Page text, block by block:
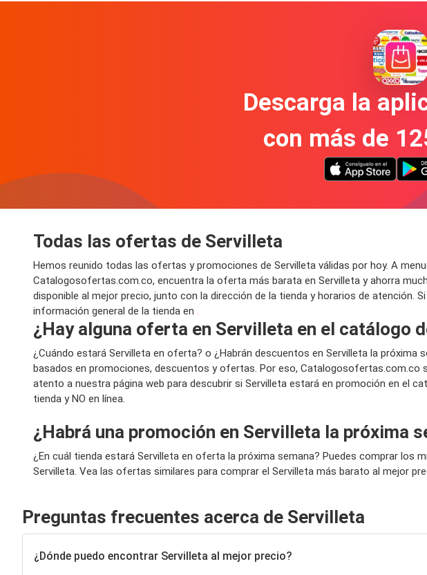
Descarga la
con más de
Todas las ofertas de Servilleta
Hemos reunido todas las ofertas y promociones de Servilleta válidas por hoy. A
Catalogosofertas.com.co, encuentra la oferta más barata en Servilleta y ahorra
disponible al mejor precio, junto con la dirección de la tienda y horarios de
información general de la tienda en .
¿Hay alguna oferta en Servilleta en el catálogo
¿Cuándo estará Servilleta en oferta? o ¿Habrán descuentos en Servilleta la
basados en promociones, descuentos y ofertas. Por eso, Catalogosofertas.com.co
atento a nuestra página web para descubrir si Servilleta estará en promoción en el
tienda y NO en línea.
¿Habrá una promoción en Servilleta la próxima
¿En cuál tienda estará Servilleta en oferta la próxima semana? Puedes comprar
Servilleta. Vea las ofertas similares para comprar el Servilleta más barato al mejor
Preguntas frecuentes acerca de Servilleta
¿Dónde puedo encontrar Servilleta al mejor precio?